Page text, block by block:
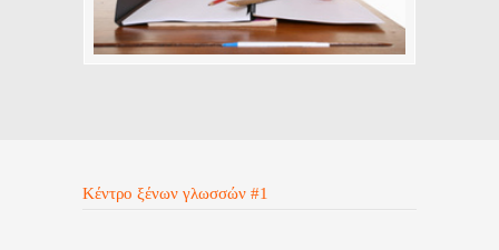
Κέντρο ξένων γλωσσών #1